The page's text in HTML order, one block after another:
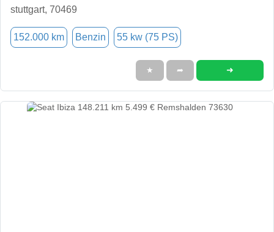
stuttgart, 70469
152.000 km Benzin 55 kw (75 PS)
★ ➦ ➜